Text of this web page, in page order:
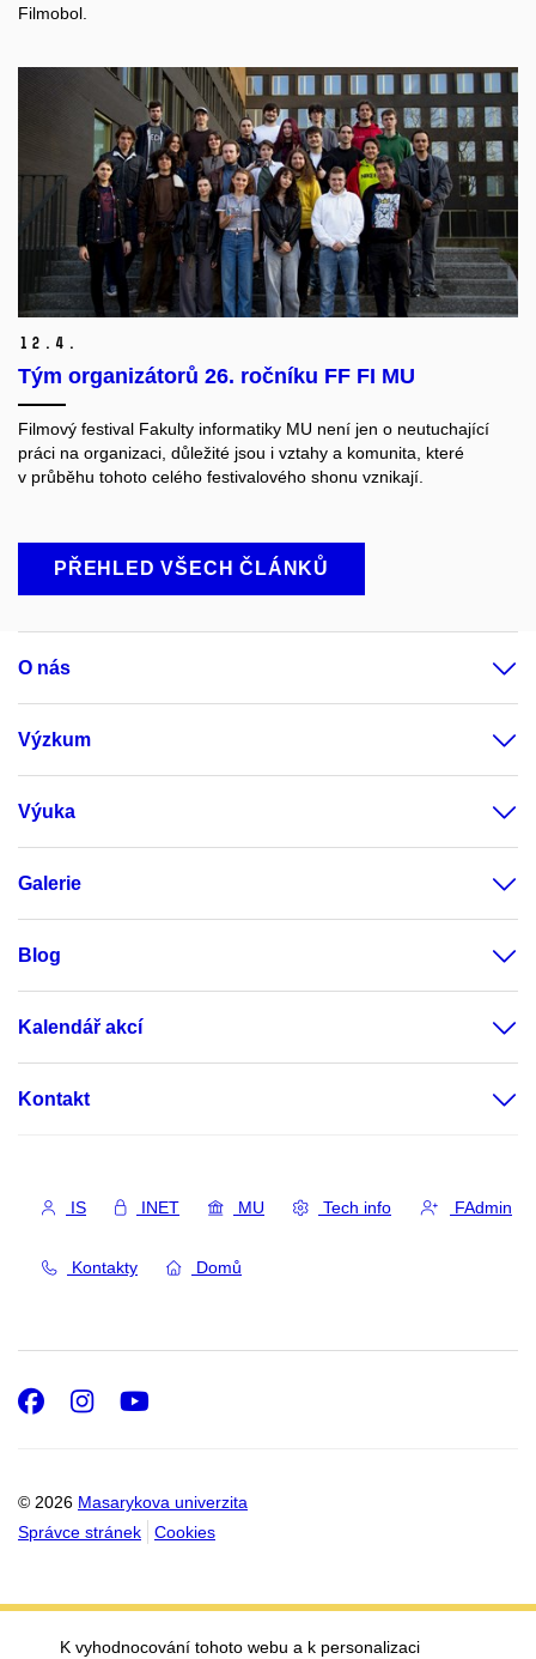
Filmobol.
12. 4.
Tým organizátorů 26. ročníku FF FI MU
Filmový festival Fakulty informatiky MU není jen o neutuchající
práci na organizaci, důležité jsou i vztahy a komunita, které
v průběhu tohoto celého festivalového shonu vznikají.
PŘEHLED VŠECH ČLÁNKŮ
O nás
Výzkum
Výuka
Galerie
Blog
Kalendář akcí
Kontakt
IS INET MU Tech info FAdmin
Kontakty Domů
© 2026 Masarykova univerzita
Správce stránek
Cookies
Facebook
Instagram
K vyhodnocování tohoto webu a k personalizaci